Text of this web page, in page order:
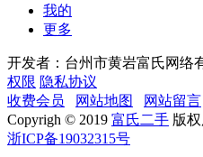
我的
更多
开发者：台州市黄岩富氏网络
权限 隐私协议
收费会员
网站地图 网站留言
Copyrigh © 2019 富氏二手 版
浙ICP备19032315号